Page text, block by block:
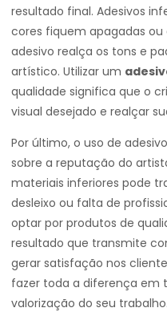
resultado final. Adesivos
cores fiquem apagadas
adesivo realça os tons e
artístico. Utilizar um
qualidade significa que o
visual desejado e realçar
Por último, o uso de
sobre a reputação do
materiais inferiores pode
desleixo ou falta de
optar por produtos de
resultado que transmite
gerar satisfação nos
fazer toda a diferença em
valorização do seu trabalho.